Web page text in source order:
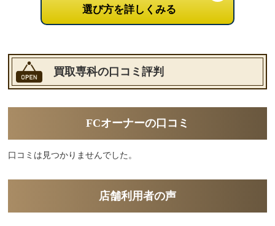
選び方を詳しくみる
買取専科の口コミ評判
FCオーナーの口コミ
口コミは見つかりませんでした。
店舗利用者の声